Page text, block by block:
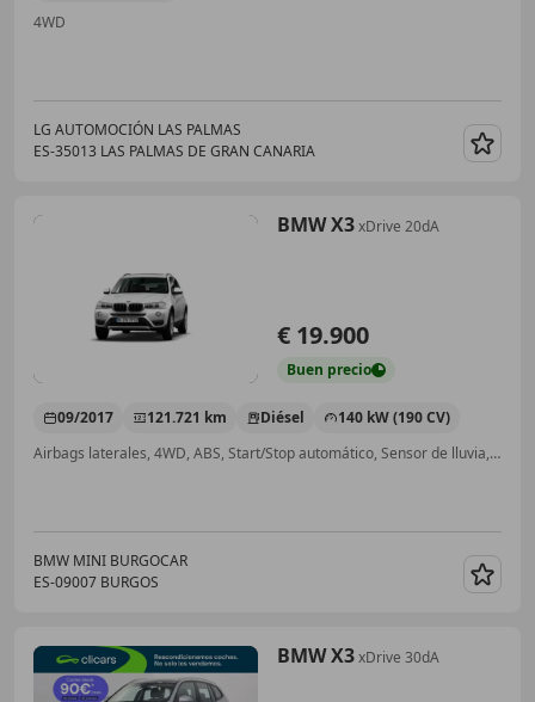
4WD
LG AUTOMOCIÓN LAS PALMAS
ES-35013 LAS PALMAS DE GRAN CANARIA
BMW X3xDrive 20dA
€ 19.900
Buen precio
09/2017 121.721 km Diésel
140 kW (190 CV)
Airbags laterales, 4WD, ABS, Start/Stop automático, Sensor de lluvia, Cierre centralizado, Baca, Control de velocidad
BMW MINI BURGOCAR
ES-09007 BURGOS
BMW X3xDrive 30dA